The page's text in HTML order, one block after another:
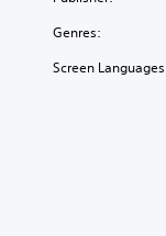
Genres:
Screen